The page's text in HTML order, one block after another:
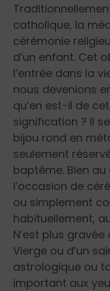
catholique, la
cérémonie
d’un enfant. Cet
l’entrée dans la
nous devenions
qu’en est-il de
signification ? Il
bijou rond en
seulement
baptême. Bien
l’occasion de
ou simplement
habituellement,
N’est plus
Vierge ou d’un
astrologique ou
important aux